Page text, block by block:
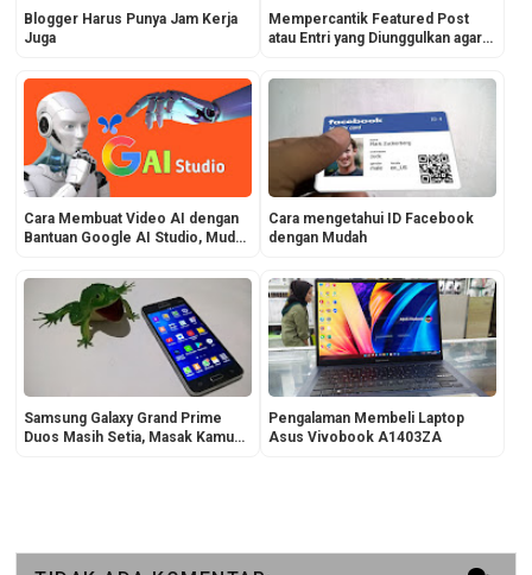
Blogger Harus Punya Jam Kerja
Juga
Mempercantik Featured Post
atau Entri yang Diunggulkan agar
Cara Membuat Video AI dengan
Bantuan Google AI Studio, Mudah
Cara mengetahui ID Facebook
dengan Mudah
Samsung Galaxy Grand Prime
Duos Masih Setia, Masak Kamu
Pengalaman Membeli Laptop
Asus Vivobook A1403ZA